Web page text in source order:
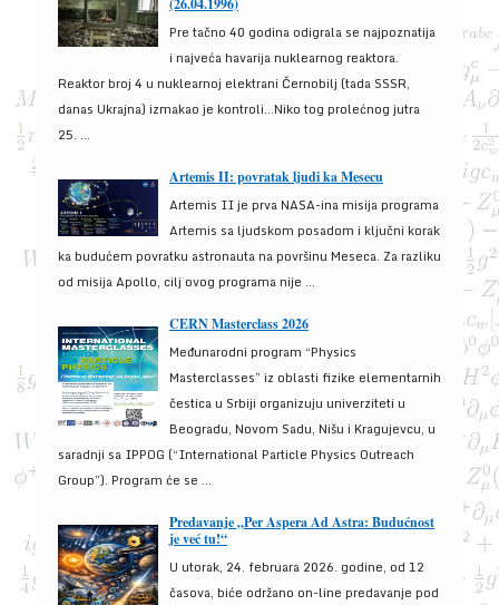
(26.04.1996)
Pre tačno 40 godina odigrala se najpoznatija
i najveća havarija nuklearnog reaktora.
Reaktor broj 4 u nuklearnoj elektrani Černobilj (tada SSSR,
danas Ukrajna) izmakao je kontroli...Niko tog prolećnog jutra
25. ...
Artemis II: povratak ljudi ka Mesecu
Artemis II je prva NASA-ina misija programa
Artemis sa ljudskom posadom i ključni korak
ka budućem povratku astronauta na površinu Meseca. Za razliku
od misija Apollo, cilj ovog programa nije ...
CERN Masterclass 2026
Međunarodni program “Physics
Masterclasses” iz oblasti fizike elementarnih
čestica u Srbiji organizuju univerziteti u
Beogradu, Novom Sadu, Nišu i Kragujevcu, u
saradnji sa IPPOG (“International Particle Physics Outreach
Group”). Program će se ...
Predavanje „Per Aspera Ad Astra: Budućnost
je već tu!“
U utorak, 24. februara 2026. godine, od 12
časova, biće održano on-line predavanje pod